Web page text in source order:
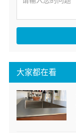
大家都在看